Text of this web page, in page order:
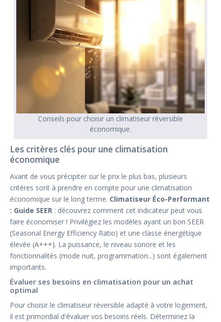
Conseils pour choisir un climatiseur réversible
économique.
Les critères clés pour une climatisation
économique
Avant de vous précipiter sur le prix le plus bas, plusieurs
critères sont à prendre en compte pour une climatisation
économique sur le long terme. Climatiseur Éco-Performant
: Guide SEER : découvrez comment cet indicateur peut vous
faire économiser ! Privilégiez les modèles ayant un bon SEER
(Seasonal Energy Efficiency Ratio) et une classe énergétique
élevée (A+++). La puissance, le niveau sonore et les
fonctionnalités (mode nuit, programmation...) sont également
importants.
Évaluer ses besoins en climatisation pour un achat
optimal
Pour choisir le climatiseur réversible adapté à votre logement,
il est primordial d'évaluer vos besoins réels. Déterminez la